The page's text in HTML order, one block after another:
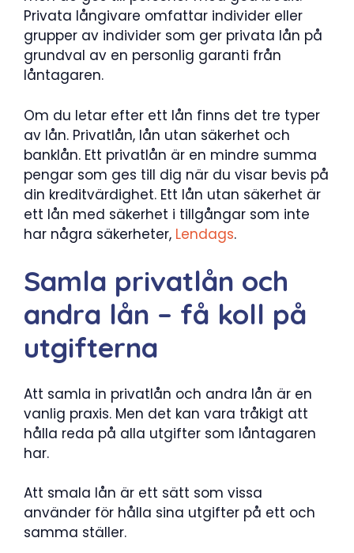
Privata långivare omfattar individer eller
grupper av individer som ger privata lån på
grundval av en personlig garanti från
låntagaren.
Om du letar efter ett lån finns det tre typer
av lån. Privatlån, lån utan säkerhet och
banklån. Ett privatlån är en mindre summa
pengar som ges till dig när du visar bevis på
din kreditvärdighet. Ett lån utan säkerhet är
ett lån med säkerhet i tillgångar som inte
har några säkerheter, Lendags.
Samla privatlån och
andra lån – få koll på
utgifterna
Att samla in privatlån och andra lån är en
vanlig praxis. Men det kan vara tråkigt att
hålla reda på alla utgifter som låntagaren
har.
Att smala lån är ett sätt som vissa
använder för hålla sina utgifter på ett och
samma ställer.